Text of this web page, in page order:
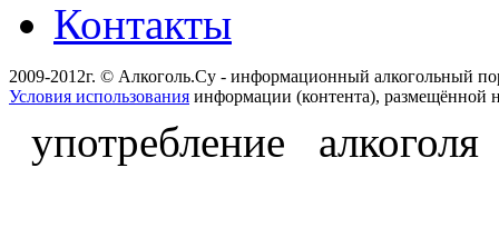
Контакты
2009-2012г. © Алкоголь.Су - информационный алкогольный
Условия использования информации (контента), размещённой
употребление